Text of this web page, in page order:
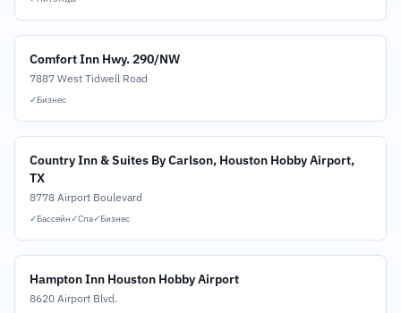
Comfort Inn Hwy. 290/NW
7887 West Tidwell Road
✓Бизнес
Country Inn & Suites By Carlson, Houston Hobby Airport,
TX
8778 Airport Boulevard
✓Бассейн✓Спа✓Бизнес
Hampton Inn Houston Hobby Airport
8620 Airport Blvd.